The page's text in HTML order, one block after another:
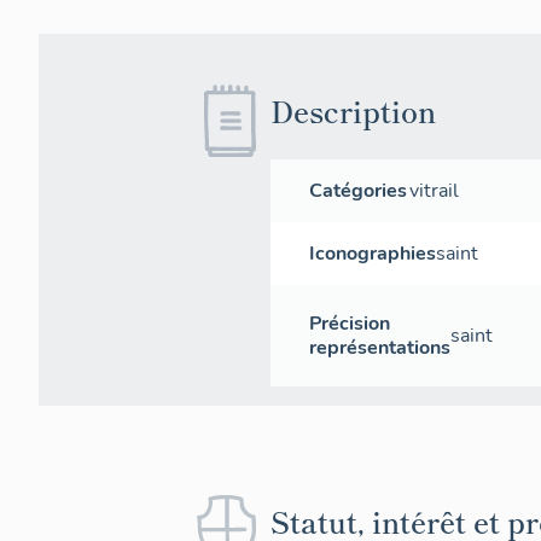
Description
Catégoriesvitrail
Iconographiessaint
Précision
représentationssaint
Statut, intérêt et